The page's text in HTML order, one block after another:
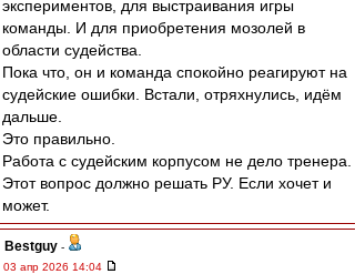
экспериментов, для выстраивания игры
команды. И для приобретения мозолей в
области судейства.
Пока что, он и команда спокойно реагируют на
судейские ошибки. Встали, отряхнулись, идём
дальше.
Это правильно.
Работа с судейским корпусом не дело тренера.
Этот вопрос должно решать РУ. Если хочет и
может.
Bestguy -
03 апр 2026 14:04